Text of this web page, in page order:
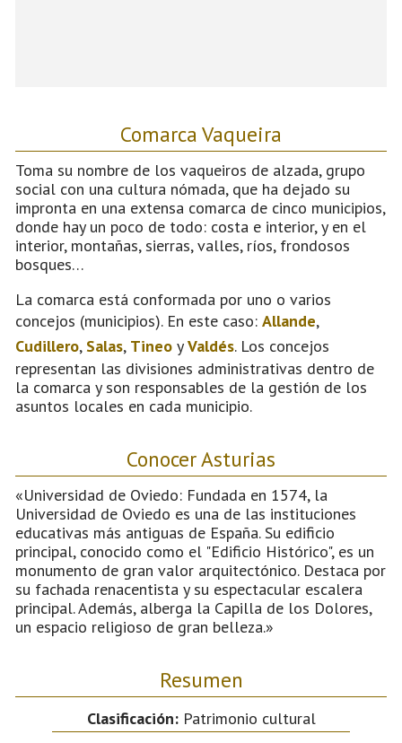
Comarca Vaqueira
Toma su nombre de los vaqueiros de alzada, grupo
social con una cultura nómada, que ha dejado su
impronta en una extensa comarca de cinco municipios,
donde hay un poco de todo: costa e interior, y en el
interior, montañas, sierras, valles, ríos, frondosos
bosques…
La comarca está conformada por uno o varios
concejos (municipios). En este caso: Allande,
Cudillero, Salas, Tineo yValdés. Los concejos
representan las divisiones administrativas dentro de
la comarca y son responsables de la gestión de los
asuntos locales en cada municipio.
Conocer Asturias
«Universidad de Oviedo: Fundada en 1574, la
Universidad de Oviedo es una de las instituciones
educativas más antiguas de España. Su edificio
principal, conocido como el "Edificio Histórico", es un
monumento de gran valor arquitectónico. Destaca por
su fachada renacentista y su espectacular escalera
principal. Además, alberga la Capilla de los Dolores,
un espacio religioso de gran belleza.»
Resumen
Clasificación:Patrimonio cultural